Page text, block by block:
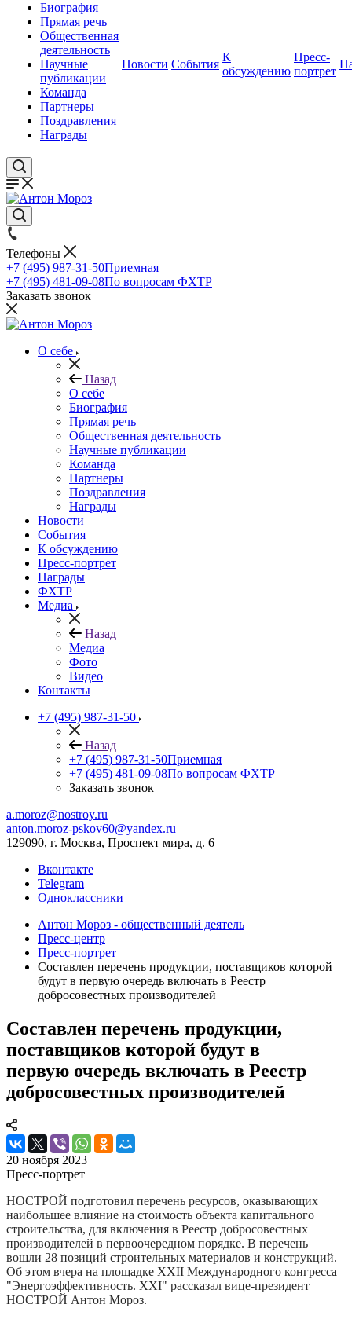
Биография
Прямая речь
Общественная
деятельность
Научные
публикации
Команда
Партнеры
Поздравления
Награды
Новости События
К
обсуждению
Пресс-
портрет
Телефоны
+7 (495) 987-31-50Приемная
+7 (495) 481-09-08По вопросам ФХТР
Заказать звонок
О себе
Назад
О себе
Биография
Прямая речь
Общественная деятельность
Научные публикации
Команда
Партнеры
Поздравления
Награды
Новости
События
К обсуждению
Пресс-портрет
Награды
ФХТР
Медиа
Назад
Медиа
Фото
Видео
Контакты
+7 (495) 987-31-50
Назад
+7 (495) 987-31-50Приемная
+7 (495) 481-09-08По вопросам ФХТР
Заказать звонок
a.moroz@nostroy.ru
anton.moroz-pskov60@yandex.ru
129090, г. Москва, Проспект мира, д. 6
Вконтакте
Telegram
Одноклассники
Антон Мороз - общественный деятель
Пресс-центр
Пресс-портрет
Составлен перечень продукции, поставщиков которой
будут в первую очередь включать в Реестр
добросовестных производителей
Составлен перечень продукции,
поставщиков которой будут в
первую очередь включать в Реестр
добросовестных производителей
20 ноября 2023
Пресс-портрет
НОСТРОЙ подготовил перечень ресурсов, оказывающих
наибольшее влияние на стоимость объекта капитального
строительства, для включения в Реестр добросовестных
производителей в первоочередном порядке. В перечень
вошли 28 позиций строительных материалов и конструкций.
Об этом вчера на площадке ХХII Международного конгресса
"Энергоэффективность. XXI" рассказал вице-президент
НОСТРОЙ Антон Мороз.